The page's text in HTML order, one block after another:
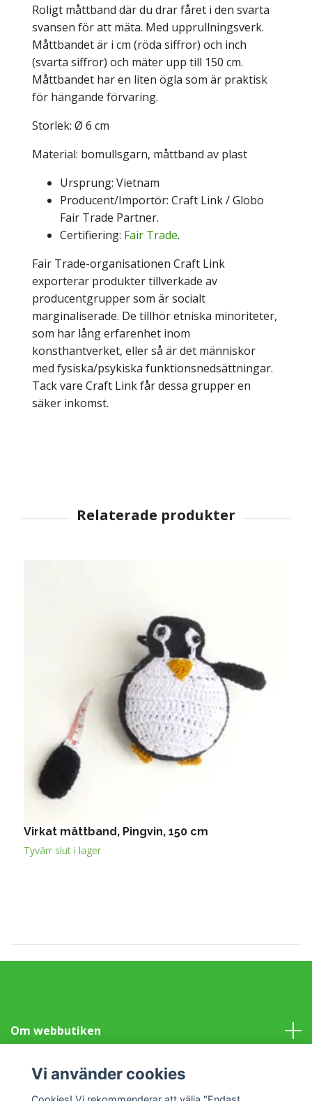
Roligt måttband där du drar fåret i den svarta
svansen för att mäta. Med upprullningsverk.
Måttbandet är i cm (röda siffror) och inch
(svarta siffror) och mäter upp till 150 cm.
Måttbandet har en liten ögla som är praktisk
för hängande förvaring.
Storlek: Ø 6 cm
Material: bomullsgarn, måttband av plast
Ursprung: Vietnam
Producent/Importör: Craft Link / Globo
Fair Trade Partner.
Certifiering: Fair Trade.
Fair Trade-organisationen Craft Link
exporterar produkter tillverkade av
producentgrupper som är socialt
marginaliserade. De tillhör etniska minoriteter,
som har lång erfarenhet inom
konsthantverket, eller så är det människor
med fysiska/psykiska funktionsnedsättningar.
Tack vare Craft Link får dessa grupper en
säker inkomst.
Virkat måttband, Pingvin, 150 cm
Tyvärr slut i lager
Om webbutiken
Information
Vi använder cookies